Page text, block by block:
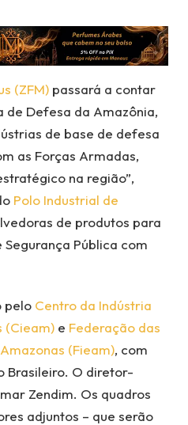
(ZFM) passará a contar
de Defesa da Amazônia,
de base de defesa
as Forças Armadas,
na região”,
Polo Industrial de
de produtos para
Pública com
pelo Centro da Indústria
(Cieam) e Federação das
(Fieam), com
Brasileiro. O diretor-
Zendim. Os quadros
adjuntos – que serão